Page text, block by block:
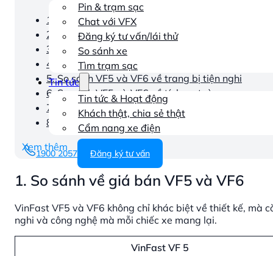
Pin & trạm sạc
Chat với VFX
Đăng ký tư vấn/lái thử
So sánh xe
Tìm trạm sạc
Tin tức
Tin tức & Hoạt động
Khách thật, chia sẻ thật
Cẩm nang xe điện
1900 2057 Đăng ký tư vấn
1. So sánh về giá bán VF5 và VF6
2. So sánh VF5 và VF6 về kích thước, động cơ và
3. So sánh VF5 và VF6 về nội thất
4. So sánh VF5 và VF6 về thiết kế ngoại thất
5. So sánh VF5 và VF6 về trang bị tiện nghi
6. So sánh VF5 và VF6 về tính an toàn
7. Nên mua VF5 hay VF6 tốt hơn?
8. Kết luận
Xem thêm
1. So sánh về giá bán VF5 và VF6
VinFast VF5 và VF6 không chỉ khác biệt về thiết kế, mà
nghi và công nghệ mà mỗi chiếc xe mang lại.
VinFast VF 5